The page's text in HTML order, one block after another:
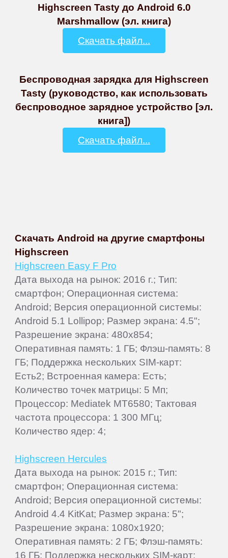
Highscreen Tasty до Android 6.0
Marshmallow (эл. книга)
Скачать файл...
Беспроводная зарядка для Highscreen
Tasty (руководство, как использовать
беспроводное зарядное устройство [эл.
книга])
Скачать файл...
Скачать Android на другие смартфоны
Highscreen
Highscreen Easy F Pro
Дата выхода на рынок: 2016 г.; Тип:
смартфон; Операционная система:
Android; Версия операционной системы:
Android 5.1 Lollipop; Размер экрана: 4.5";
Разрешение экрана: 480x854;
Оперативная память: 1 ГБ; Флэш-память: 8
ГБ; Поддержка нескольких SIM-карт:
Есть2; Встроенная камера: Есть;
Количество точек матрицы: 5 Мп;
Процессор: Mediatek MT6580; Тактовая
частота процессора: 1 300 МГц;
Количество ядер: 4;
Highscreen Hercules
Дата выхода на рынок: 2015 г.; Тип:
смартфон; Операционная система:
Android; Версия операционной системы:
Android 4.4 KitKat; Размер экрана: 5";
Разрешение экрана: 1080x1920;
Оперативная память: 2 ГБ; Флэш-память:
16 ГБ; Поддержка нескольких SIM-карт: